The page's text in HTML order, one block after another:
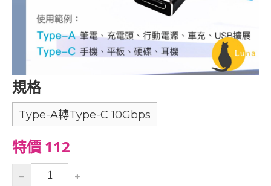
規格
Type-A轉Type-C 10Gbps
特價 112